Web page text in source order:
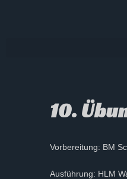
10.
Vorbereitung: BM
Ausführung: HLM